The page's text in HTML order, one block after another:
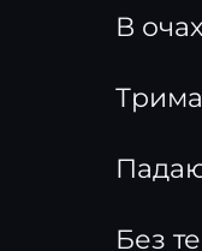
В
Без